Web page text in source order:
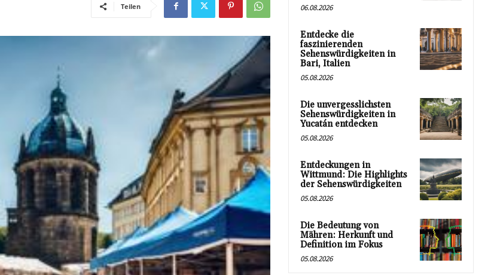
Teilen 06.08.2026
Entdecke die
faszinierenden
Sehenswürdigkeiten in
Bari, Italien
05.08.2026
Die unvergesslichsten
Sehenswürdigkeiten in
Yucatán entdecken
05.08.2026
Entdeckungen in
Wittmund: Die Highlights
der Sehenswürdigkeiten
05.08.2026
Die Bedeutung von
Mähren: Herkunft und
Definition im Fokus
05.08.2026